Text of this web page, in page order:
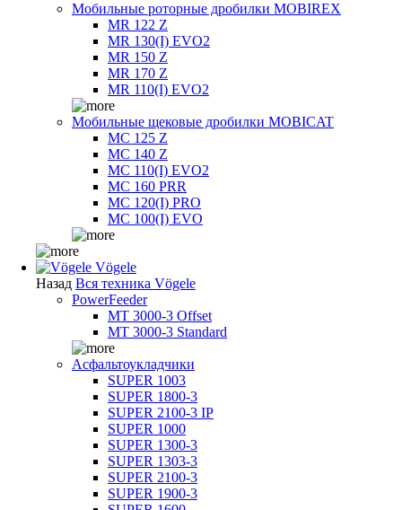
Мобильные роторные дробилки MOBIREX
MR 122 Z
MR 130(I) EVO2
MR 150 Z
MR 170 Z
MR 110(I) EVO2
Мобильные щековые дробилки MOBICAT
MC 125 Z
MC 140 Z
MC 110(I) EVO2
MC 160 PRR
MC 120(I) PRO
MC 100(I) EVO
Vögele
Назад Вся техника Vögele
PowerFeeder
MT 3000-3 Offset
MT 3000-3 Standard
Асфальтоукладчики
SUPER 1003
SUPER 1800-3
SUPER 2100-3 IP
SUPER 1000
SUPER 1300-3
SUPER 1303-3
SUPER 2100-3
SUPER 1900-3